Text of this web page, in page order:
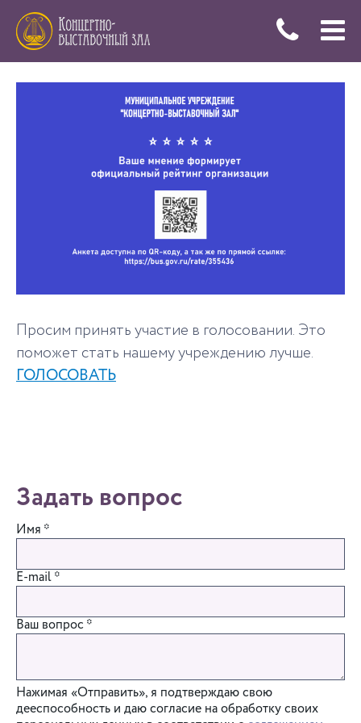
Меню
Просим принять участие в голосовании. Это
поможет стать нашему учреждению лучше.
ГОЛОСОВАТЬ
Задать вопрос
Имя *
E-mail*
Ваш вопрос*
Нажимая «Отправить», я подтверждаю свою
дееспособность и даю согласие на обработку своих